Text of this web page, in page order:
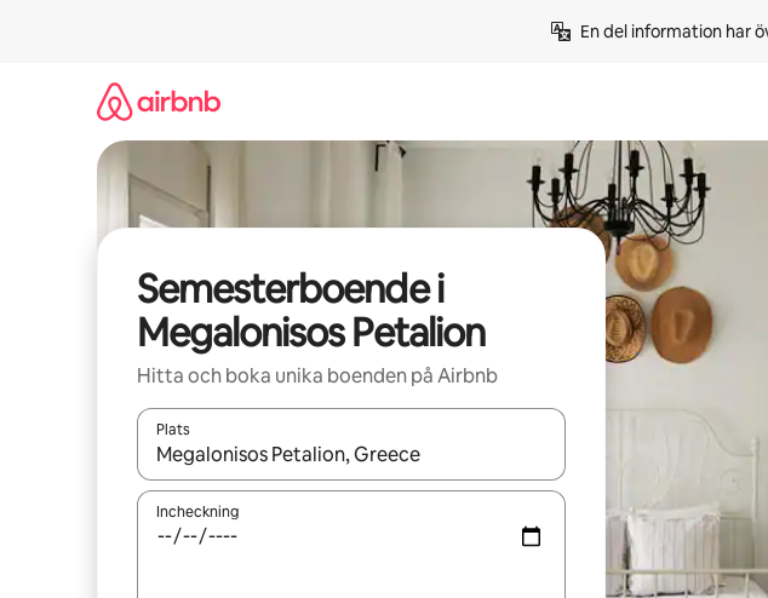
En del information har
Semesterboende i
Megalonisos Petalion
Hitta och boka unika boenden på Airbnb
Plats
När resultaten är tillgängliga kan du navigera med upp- och nedåtpilarna eller
Incheckning